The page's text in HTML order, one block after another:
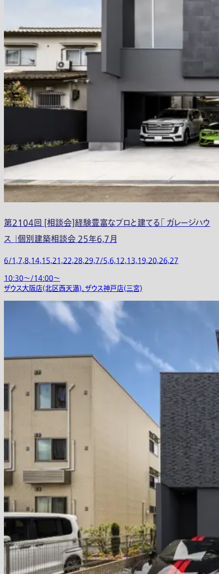
第2104回 [相談会]経験豊富なプロと建てる「 ガレージハウ
ス 」個別建築相談会 25年6,7月
6/1,7,8,14,15,21,22,28,29,7/5,6,12,13,19,20,26,27
10:30〜/14:00〜
ザウス大阪店(北区西天満)、ザウス神戸店(三宮)